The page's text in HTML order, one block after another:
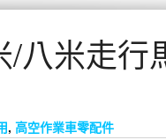
/八米走行
, 高空作業車零配件